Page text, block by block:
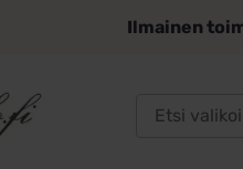
Ilmainen